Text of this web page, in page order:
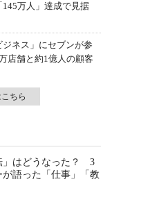
万人」達成で見据
ネス」にセブンが参
店舗と約1億人の顧客
ちら
」はどうなった？ 3
語った「仕事」「教